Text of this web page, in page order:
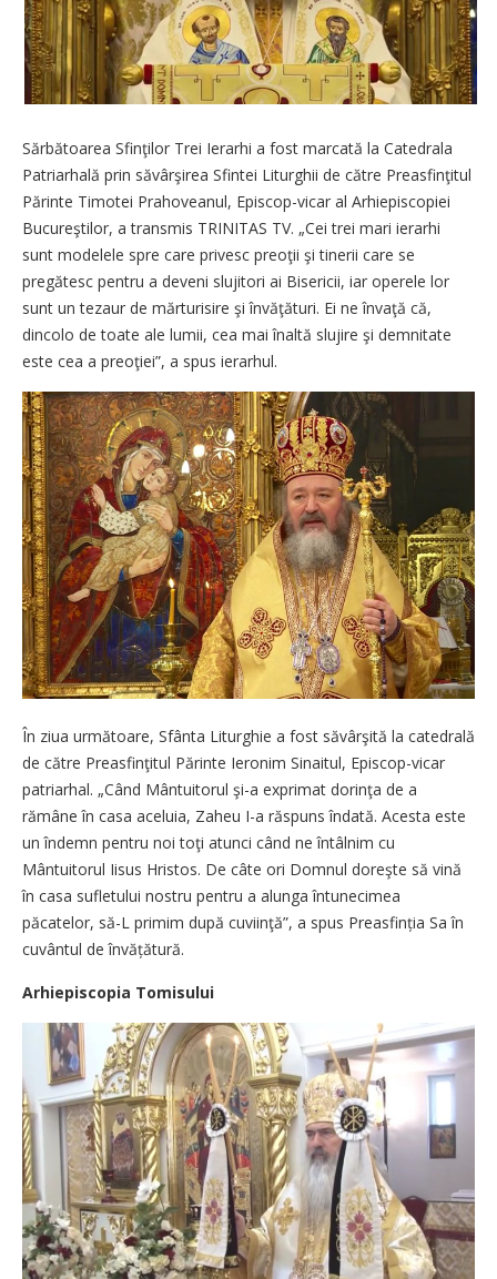
Sărbătoarea Sfinţilor Trei Ierarhi a fost marcată la Catedrala
Patriarhală prin săvârşirea Sfintei Liturghii de către Preasfinţitul
Părinte Timotei Prahoveanul, Episcop-vicar al Arhiepiscopiei
Bucureştilor, a transmis TRINITAS TV. „Cei trei mari ierarhi
sunt modelele spre care privesc preoţii şi tinerii care se
pregătesc pentru a deveni slujitori ai Bisericii, iar operele lor
sunt un tezaur de mărturisire şi învăţături. Ei ne învaţă că,
dincolo de toate ale lumii, cea mai înaltă slujire şi demnitate
este cea a preoţiei”, a spus ierarhul.
În ziua următoare, Sfânta Liturghie a fost săvârşită la catedrală
de către Preasfinţitul Părinte Ieronim Sinaitul, Episcop-vicar
patriarhal. „Când Mântuitorul şi-a exprimat dorinţa de a
rămâne în casa aceluia, Zaheu I-a răspuns îndată. Acesta este
un îndemn pentru noi toţi atunci când ne întâlnim cu
Mântuitorul Iisus Hristos. De câte ori Domnul doreşte să vină
în casa sufletului nostru pentru a alunga întunecimea
păcatelor, să-L primim după cuviinţă”, a spus Prea­sfinția Sa în
cuvântul de învă­țătură.
Arhiepiscopia Tomisului